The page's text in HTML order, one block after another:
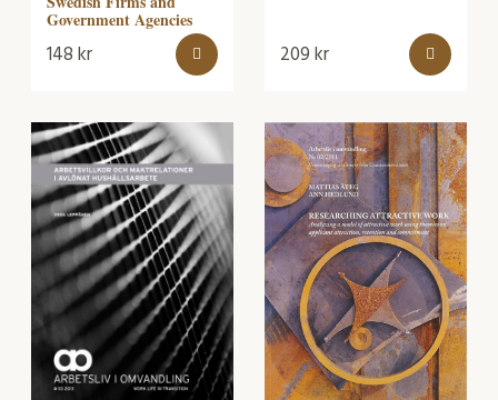
Government Agencies
148kr 209kr